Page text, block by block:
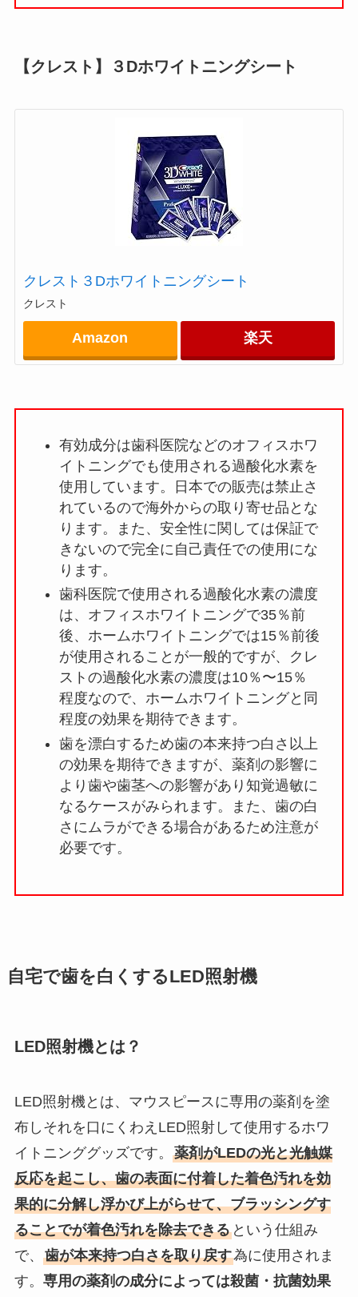
【クレスト】３Dホワイトニングシート
クレスト３Dホワイトニングシート
クレスト
Amazon 楽天
有効成分は歯科医院などのオフィスホワ
イトニングでも使用される過酸化水素を
使用しています。日本での販売は禁止さ
れているので海外からの取り寄せ品とな
ります。また、安全性に関しては保証で
きないので完全に自己責任での使用にな
ります。
歯科医院で使用される過酸化水素の濃度
は、オフィスホワイトニングで35％前
後、ホームホワイトニングでは15％前後
が使用されることが一般的ですが、クレ
ストの過酸化水素の濃度は10％〜15％
程度なので、ホームホワイトニングと同
程度の効果を期待できます。
歯を漂白するため歯の本来持つ白さ以上
の効果を期待できますが、薬剤の影響に
より歯や歯茎への影響があり知覚過敏に
なるケースがみられます。また、歯の白
さにムラができる場合があるため注意が
必要です。
自宅で歯を白くするLED照射機
LED照射機とは？
LED照射機とは、マウスピースに専用の薬剤を塗
布しそれを口にくわえLED照射して使用するホワ
イトニンググッズです。 薬剤がLEDの光と光触媒
反応を起こし、歯の表面に付着した着色汚れを効
果的に分解し浮かび上がらせて、ブラッシングす
ることでが着色汚れを除去できるという仕組み
で、 歯が本来持つ白さを取り戻す為に使用されま
す。 専用の薬剤の成分によっては殺菌・抗菌効果